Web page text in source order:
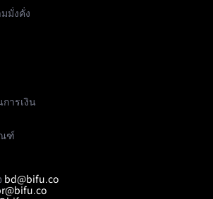
มั่งคั่ง
ารเงิน
ฑ์
bd@bifu.co